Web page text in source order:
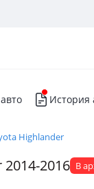
История
Highlander
2016 В